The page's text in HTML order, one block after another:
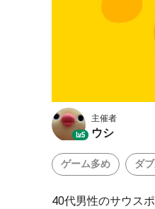
Lv.5
主催者
ウシ
ゲーム多め ダ
40代男性のサウスポ